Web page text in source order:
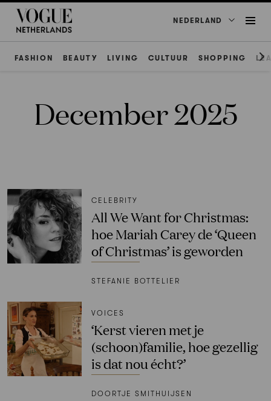
NEDERLAND
FASHION BEAUTY LIVING CULTUUR SHOPPING
December 2025
CELEBRITY
All We Want for Christmas:
hoe Mariah Carey de ‘Queen
of Christmas’ is geworden
STEFANIE BOTTELIER
VOICES
‘Kerst vieren met je
(schoon)familie, hoe gezellig
is dat nou écht?’
DOORTJE SMITHUIJSEN